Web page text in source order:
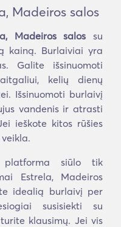
Madeiros salos
Madeiros salos su
kainą. Burlaiviai yra
Galite išsinuomoti
kelių dienų
Išsinuomoti burlaivį
vandenis ir atrasti
ieškote kitos rūšies
platforma siūlo tik
Estrela, Madeiros
idealią burlaivį per
susisiekti su
klausimų. Jei vis